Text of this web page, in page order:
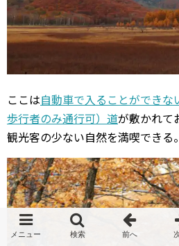
ここは自動車で入ることができな
歩行者のみ通行可）道が敷かれて
観光客の少ない自然を満喫できる。